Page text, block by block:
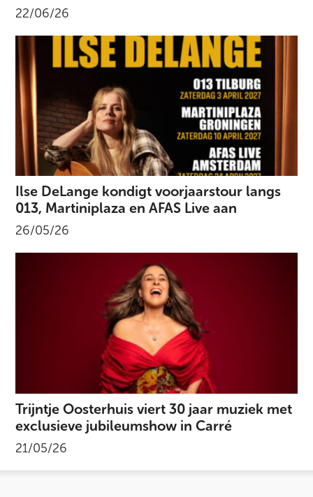
22/06/26
Ilse DeLange kondigt voorjaarstour langs
013, Martiniplaza en AFAS Live aan
26/05/26
Trijntje Oosterhuis viert 30 jaar muziek met
exclusieve jubileumshow in Carré
21/05/26